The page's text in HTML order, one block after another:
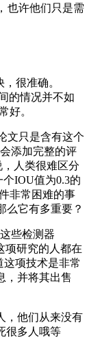
也许他们只是需
很准确。
的情况并不如
好。
文只是含有这个
添加完整的评
，人类很难区分
IOU值为0.3的
非常困难的事
么它有多重要？
些检测器
项研究的人都在
这项技术是非常
，并将其出售
，他们从来没有
很多人哦等